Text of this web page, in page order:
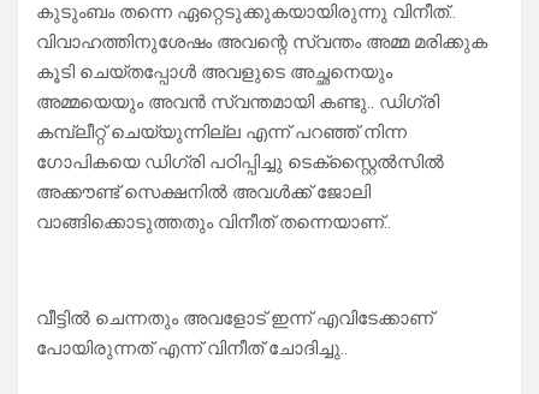
കുടുംബം തന്നെ ഏറ്റെടുക്കുകയായിരുന്നു വിനീത്..
വിവാഹത്തിനുശേഷം അവന്റെ സ്വന്തം അമ്മ മരിക്കുക
കൂടി ചെയ്തപ്പോൾ അവളുടെ അച്ഛനെയും
അമ്മയെയും അവൻ സ്വന്തമായി കണ്ടു.. ഡിഗ്രി
കമ്പ്ലീറ്റ് ചെയ്യുന്നില്ല എന്ന് പറഞ്ഞ് നിന്ന
ഗോപികയെ ഡിഗ്രി പഠിപ്പിച്ചു ടെക്സ്റ്റൈൽസിൽ
അക്കൗണ്ട് സെക്ഷനിൽ അവൾക്ക് ജോലി
വാങ്ങിക്കൊടുത്തതും വിനീത് തന്നെയാണ്..
വീട്ടിൽ ചെന്നതും അവളോട് ഇന്ന് എവിടേക്കാണ്
പോയിരുന്നത് എന്ന് വിനീത് ചോദിച്ചു..